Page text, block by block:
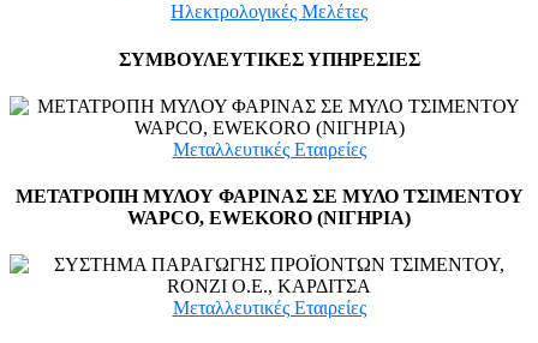
Ηλεκτρολογικές Μελέτες
ΣΥΜΒΟΥΛΕΥΤΙΚΕΣ ΥΠΗΡΕΣΙΕΣ
Μεταλλευτικές Εταιρείες
ΜΕΤΑΤΡΟΠΗ ΜΥΛΟΥ ΦΑΡΙΝΑΣ ΣΕ ΜΥΛΟ ΤΣΙΜΕΝΤΟΥ
WAPCO, EWEKORO (ΝΙΓΗΡΙΑ)
Μεταλλευτικές Εταιρείες